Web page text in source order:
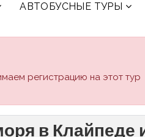
АВТОБУСНЫЕ ТУРЫ
регистрацию на этот тур
в Клайпеде